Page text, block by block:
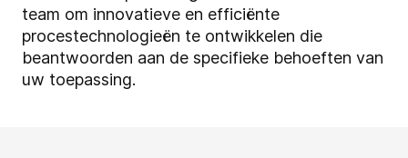
team om innovatieve en efficiënte
procestechnologieën te ontwikkelen die
beantwoorden aan de specifieke behoeften van
uw toepassing.